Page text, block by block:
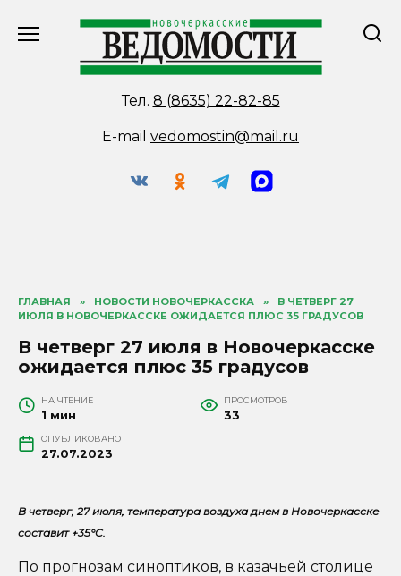
Тел. 8 (8635) 22-82-85
E-mail vedomostin@mail.ru
ГЛАВНАЯ » НОВОСТИ НОВОЧЕРКАССКА »
В ЧЕТВЕРГ 27
ИЮЛЯ В НОВОЧЕРКАССКЕ ОЖИДАЕТСЯ ПЛЮС 35 ГРАДУСОВ
В четверг 27 июля в Новочеркасске
ожидается плюс 35 градусов
НА ЧТЕНИЕ
1 мин
ПРОСМОТРОВ
33
ОПУБЛИКОВАНО
27.07.2023
В четверг, 27 июля, температура воздуха днем в Новочеркасске
составит +35°C.
По прогнозам синоптиков, в казачьей столице